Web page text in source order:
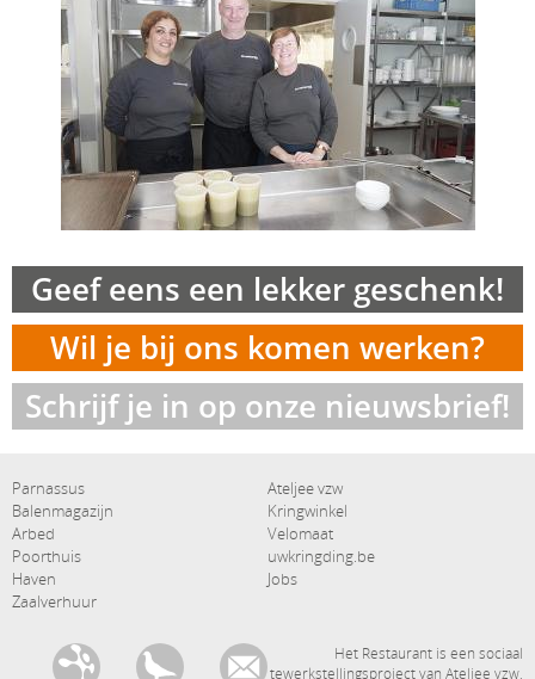
Geef eens een lekker geschenk!
Wil je bij ons komen werken?
Schrijf je in op onze nieuwsbrief!
Hoofdnavigatie
Parnassus
Balenmagazijn
Arbed
Poorthuis
Haven
Zaalverhuur
secundaire navigatie
Ateljee vzw
Kringwinkel
Velomaat
uwkringding.be
Jobs
Het Restaurant is een sociaal
tewerkstellingsproject van Ateljee vzw,